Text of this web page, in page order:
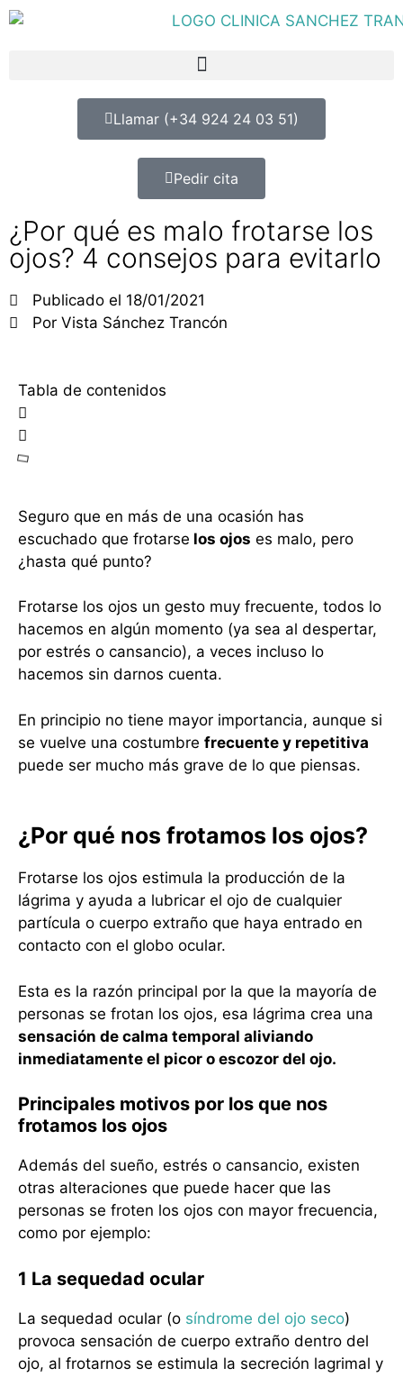
Llamar (+34 924 24 03 51)
Pedir cita
¿Por qué es malo frotarse los
ojos? 4 consejos para evitarlo
Publicado el 18/01/2021
Por Vista Sánchez Trancón
Seguro que en más de una ocasión has
escuchado que frotarse los ojos es malo, pero
¿hasta qué punto?
Frotarse los ojos un gesto muy frecuente, todos lo
hacemos en algún momento (ya sea al despertar,
por estrés o cansancio), a veces incluso lo
hacemos sin darnos cuenta.
En principio no tiene mayor importancia, aunque si
se vuelve una costumbre frecuente y repetitiva
puede ser mucho más grave de lo que piensas.
¿Por qué nos frotamos los ojos?
Frotarse los ojos estimula la producción de la
lágrima y ayuda a lubricar el ojo de cualquier
partícula o cuerpo extraño que haya entrado en
contacto con el globo ocular.
Esta es la razón principal por la que la mayoría de
personas se frotan los ojos, esa lágrima crea una
sensación de calma temporal aliviando
inmediatamente el picor o escozor del ojo.
Principales motivos por los que nos
frotamos los ojos
Además del sueño, estrés o cansancio, existen
otras alteraciones que puede hacer que las
personas se froten los ojos con mayor frecuencia,
como por ejemplo:
1 La sequedad ocular
La sequedad ocular (o síndrome del ojo seco)
provoca sensación de cuerpo extraño dentro del
ojo, al frotarnos se estimula la secreción lagrimal y
Tabla de contenidos